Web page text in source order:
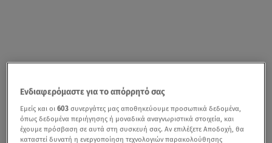
Ενδιαφερόμαστε για το απόρρητό σας
Εμείς και οι603 συνεργάτες μας αποθηκεύουμε προσωπικά δεδομένα,
όπως δεδομένα περιήγησης ή μοναδικά αναγνωριστικά στοιχεία, και
έχουμε πρόσβαση σε αυτά στη συσκευή σας. Αν επιλέξετε Αποδοχή, θα
καταστεί δυνατή η ενεργοποίηση τεχνολογιών παρακολούθησης